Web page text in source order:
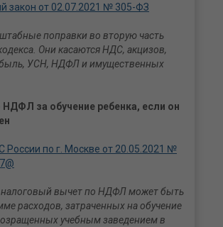
закон от 02.07.2021 № 305-ФЗ
поправки во вторую часть
Они касаются НДС, акцизов,
УСН, НДФЛ и имущественных
за обучение ребенка, если он
России по г. Москве от 20.05.2021 №
вычет по НДФЛ может быть
расходов, затраченных на обучение
учебным заведением в